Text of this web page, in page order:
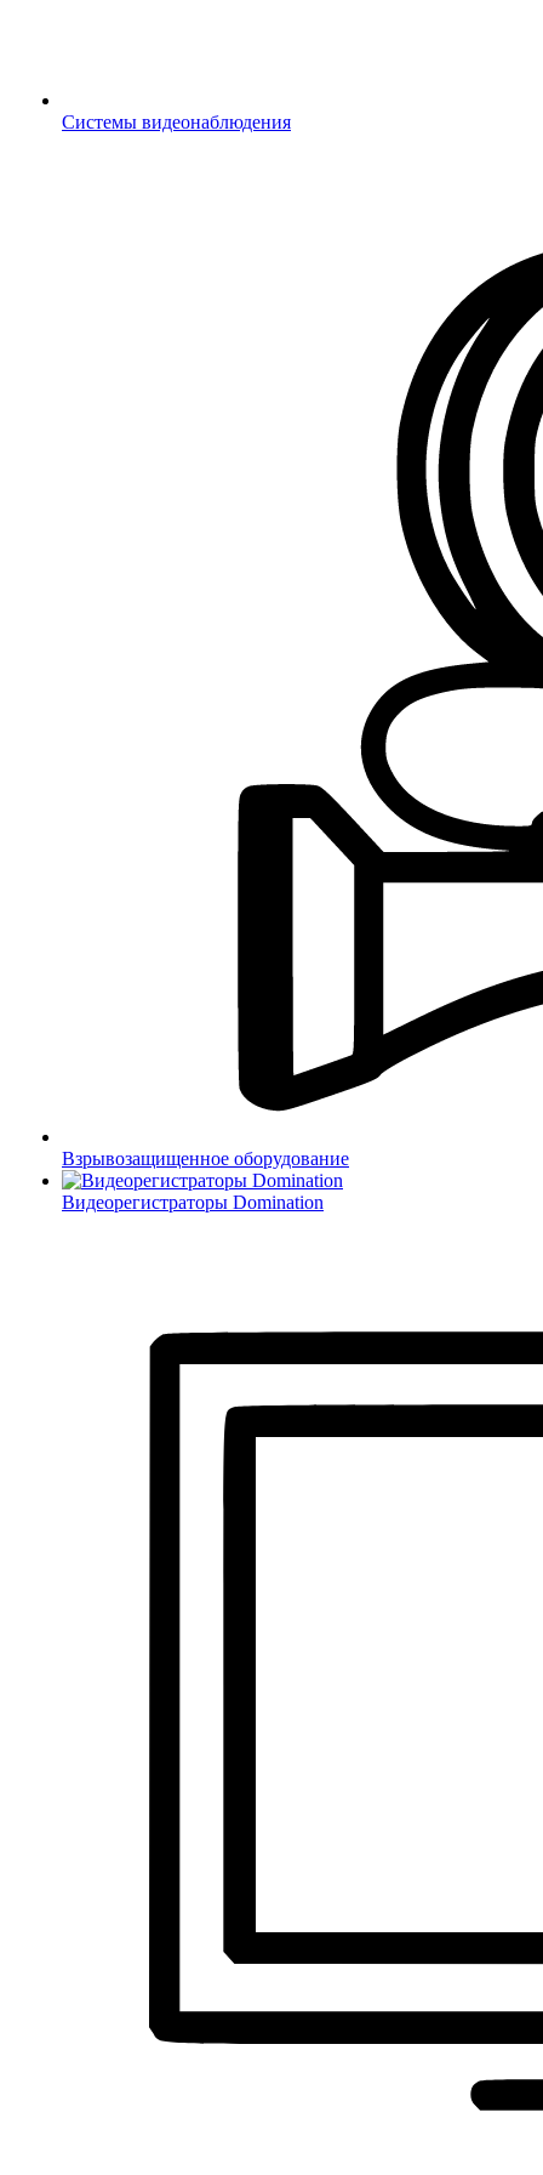
Системы видеонаблюдения
Взрывозащищенное оборудование
Видеорегистраторы Domination